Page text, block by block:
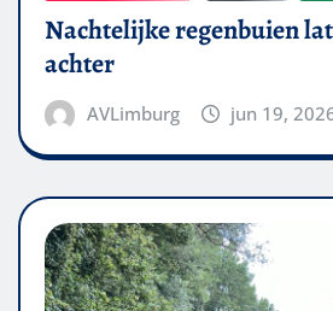
Nachtelijke regenbuien
achter
AVLimburg jun 19,